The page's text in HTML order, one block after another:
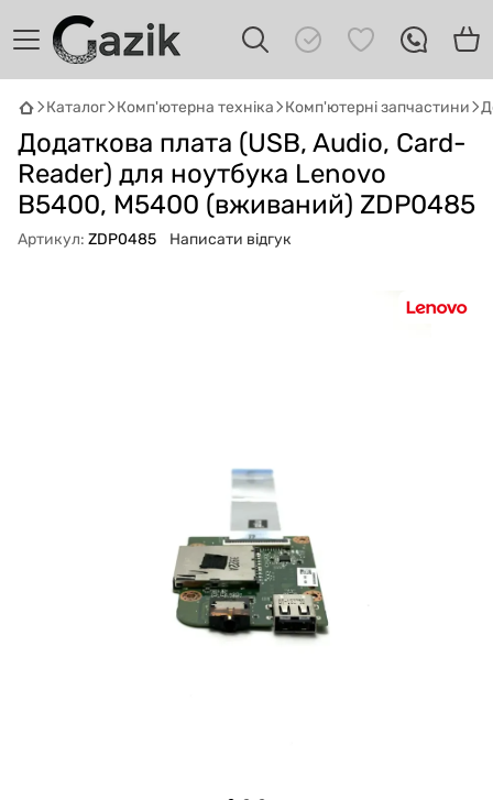
Каталог Комп'ютерна техніка Комп'ютерні запчастини
Додаткова плата (USB, Audio, Card-
Reader) для ноутбука Lenovo
B5400, M5400 (вживаний) ZDP0485
Артикул: ZDP0485 Написати відгук
Онлайн · пошук техніки
Привіт! 👋 Я Gazik AI — допоможу
підібрати вживану комп'ютерну техніку.
Що шукаєш?